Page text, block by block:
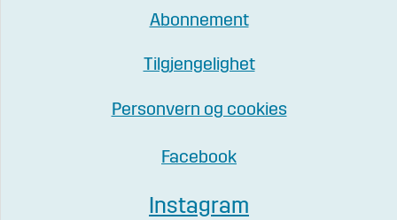
Abonnement
Tilgjengelighet
Personvern og cookies
Facebook
Instagram